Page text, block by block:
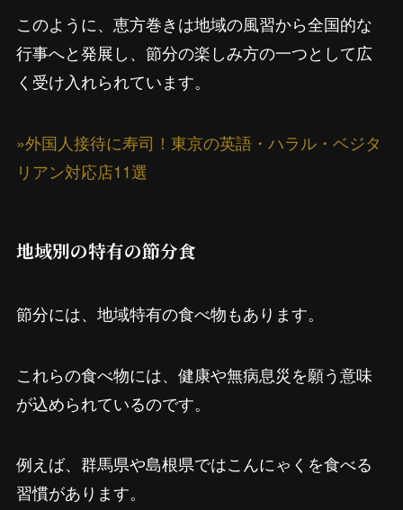
このように、恵方巻きは地域の風習から全国的な
行事へと発展し、節分の楽しみ方の一つとして広
く受け入れられています。
»外国人接待に寿司！東京の英語・ハラル・ベジタ
リアン対応店11選
地域別の特有の節分食
節分には、地域特有の食べ物もあります。
これらの食べ物には、健康や無病息災を願う意味
が込められているのです。
例えば、群馬県や島根県ではこんにゃくを食べる
習慣があります。